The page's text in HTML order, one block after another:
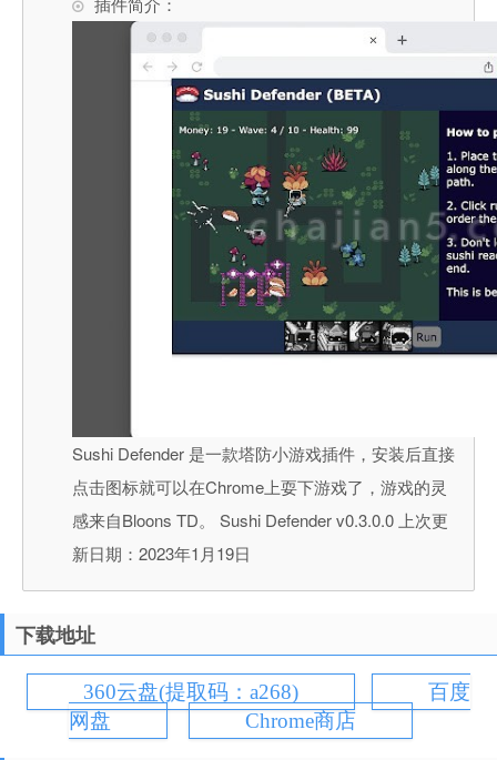
Sushi Defender 是一款塔防小游戏插件，安装后直接
点击图标就可以在Chrome上耍下游戏了，游戏的灵
感来自Bloons TD。 Sushi Defender v0.3.0.0 上次更
新日期：2023年1月19日
下载地址
360云盘(提取码：a268)
百度
网盘
Chrome商店